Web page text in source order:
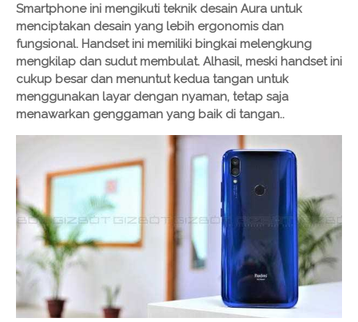
Smartphone ini mengikuti teknik desain Aura untuk
menciptakan desain yang lebih ergonomis dan
fungsional. Handset ini memiliki bingkai melengkung
mengkilap dan sudut membulat. Alhasil, meski handset ini
cukup besar dan menuntut kedua tangan untuk
menggunakan layar dengan nyaman, tetap saja
menawarkan genggaman yang baik di tangan..